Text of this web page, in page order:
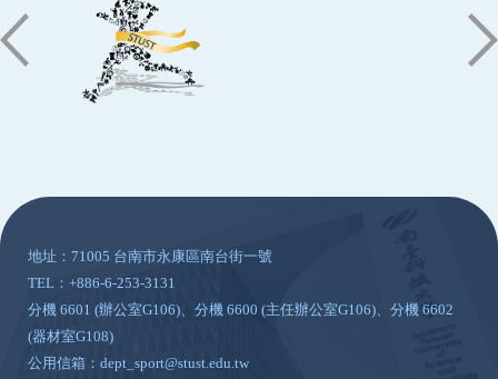
地址：71005 台南市永康區南台街一號
TEL：+886-6-253-3131
分機 6601 (辦公室G106)、分機 6600 (主任辦公室G106)、分機 6602
(器材室G108)
公用信箱：dept_sport@stust.edu.tw